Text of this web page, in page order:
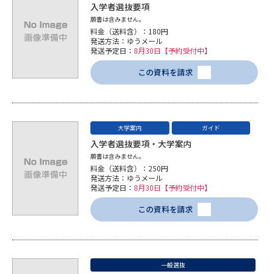
大学研究
大学で学べる内容や特徴を調べる
集
奨学金・特待生制度特集
デジタルパンフレット 進路の３択
新学年スタート号特集ページ
新学年スタート号特集ページ
オープンキャンパスなどを調べる
入学者選抜要項
願書は含みません。
料金（送料含）：180円
発送方法：ゆうメール
発送予定日： 8月30日【予約受付中】
この資料を請求
大学案内 ガイド
入学者選抜要項・大学案内
願書は含みません。
料金（送料含）：250円
発送方法：ゆうメール
発送予定日： 8月30日【予約受付中】
この資料を請求
一般選抜